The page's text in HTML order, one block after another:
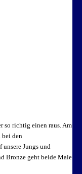
so richtig einen raus. Am
bei den
unsere Jungs und
Bronze geht beide Male